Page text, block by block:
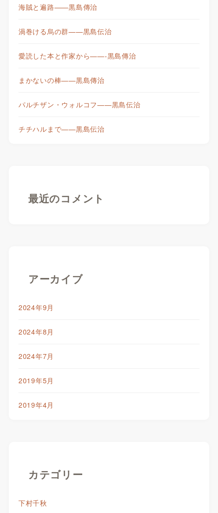
海賊と遍路——黒島傳治
渦巻ける烏の群——黒島伝治
愛読した本と作家から——-黒島傳治
まかないの棒——黒島傳治
パルチザン・ウォルコフ——黒島伝治
チチハルまで——黒島伝治
最近のコメント
アーカイブ
2024年9月
2024年8月
2024年7月
2019年5月
2019年4月
カテゴリー
下村千秋